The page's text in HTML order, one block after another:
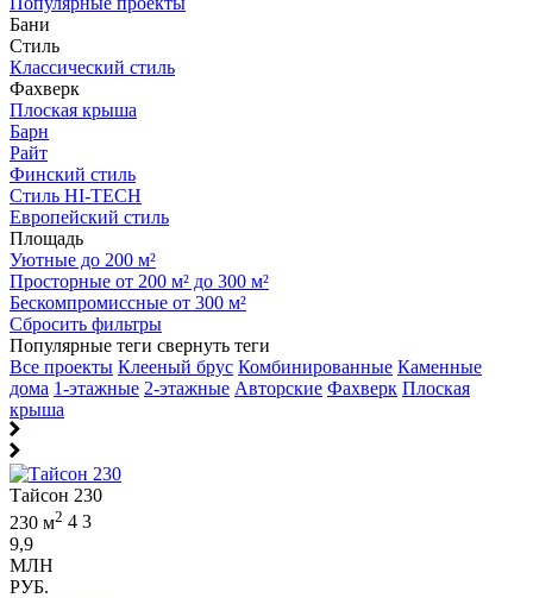
Бани
Стиль
Классический стиль
Фахверк
Плоская крыша
Барн
Райт
Финский стиль
Стиль HI-TECH
Европейский стиль
Площадь
Уютные до 200 м²
Просторные от 200 м² до 300 м²
Бескомпромиссные от 300 м²
Сбросить фильтры
Популярные теги свернуть теги
Все проекты Клееный брус Комбинированные Каменные
дома 1-этажные 2-этажные Авторские Фахверк Плоская
крыша
Тайсон 230
230 м2 4 3
9,9
МЛН
РУБ.